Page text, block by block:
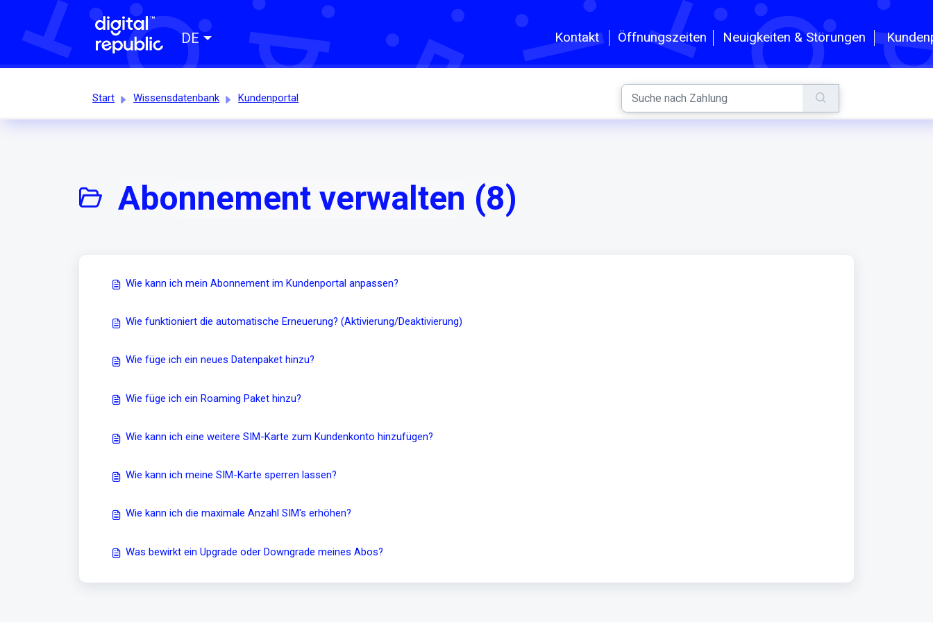
Zum hauptsächlichen Inhalt gehen
Kontakt Öffnungszeiten Neuigkeiten & Störungen
DE
Start Wissensdatenbank Kundenportal
Abonnement verwalten (8)
Wie kann ich mein Abonnement im Kundenportal anpassen?
Wie funktioniert die automatische Erneuerung? (Aktivierung/Deaktivierung)
Wie füge ich ein neues Datenpaket hinzu?
Wie füge ich ein Roaming Paket hinzu?
Wie kann ich eine weitere SIM-Karte zum Kundenkonto hinzufügen?
Wie kann ich meine SIM-Karte sperren lassen?
Wie kann ich die maximale Anzahl SIM's erhöhen?
Was bewirkt ein Upgrade oder Downgrade meines Abos?